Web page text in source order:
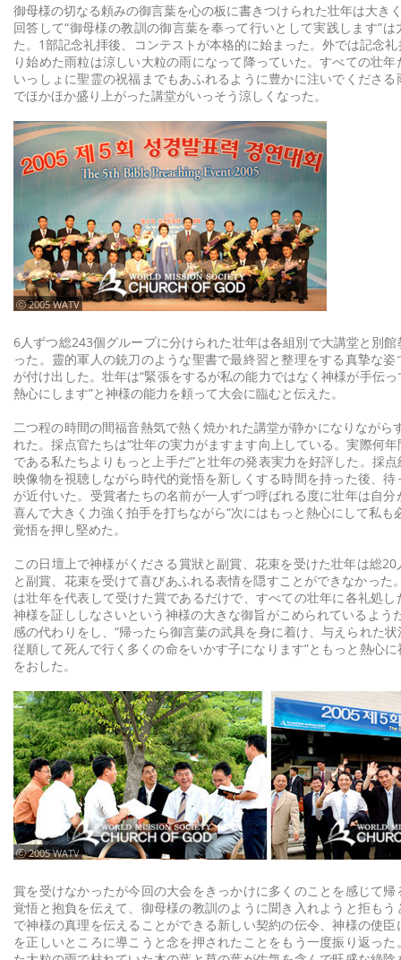
御母様の切なる頼みの御言葉を心の板に書きつけられた壮年は大きく
回答して“御母様の教訓の御言葉を奉って行いとして実践します”
た。1部記念礼拝後、コンテストが本格的に始まった。外では記念
り始めた雨粒は涼しい大粒の雨になって降っていた。すべての壮
いっしょに聖霊の祝福までもあふれるように豊かに注いでくださ
でほかほか盛り上がった講堂がいっそう涼しくなった。
ⓒ 2005 WATV
6人ずつ総243個グループに分けられた壮年は各組別で大講堂と別
った。靈的軍人の銃刀のような聖書で最終習と整理をする真摯な
が付け出した。壮年は“緊張をするが私の能力ではなく神様が手伝
熱心にします”と神様の能力を頼って大会に臨むと伝えた。
二つ程の時間の間福音熱気で熱く焼かれた講堂が静かになりながら
れた。採点官たちは“壮年の実力がますます向上している。実際何
である私たちよりもっと上手だ”と壮年の発表実力を好評した。採
映像物を視聴しながら時代的覚悟を新しくする時間を持った後、
が近付いた。受賞者たちの名前が一人ずつ呼ばれる度に壮年は自
喜んで大きく力強く拍手を打ちながら“次にはもっと熱心にして私も
覚悟を押し堅めた。
この日壇上で神様がくださる賞狀と副賞、花束を受けた壮年は総
と副賞、花束を受けて喜びあふれる表情を隠すことができなかった
は壮年を代表して受けた賞であるだけで、すべての壮年に各礼処
神様を証ししなさいという神様の大きな御旨がこめられているよう
感の代わりをし、“帰ったら御言葉の武具を身に着け、与えられた
従順して死んで行く多くの命をいかす子になります”ともっと熱心
をおした。
ⓒ 2005 WATV
賞を受けなかったが今回の大会をきっかけに多くのことを感じて
覚悟と抱負を伝えて、御母様の教訓のように聞き入れようと拒も
で神様の真理を伝えることができる新しい契約の伝令、神様の使
を正しいところに導こうと念を押されたことをもう一度振り返っ